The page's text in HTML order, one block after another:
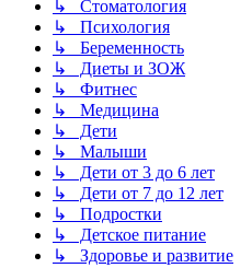
↳ Стоматология
↳ Психология
↳ Беременность
↳ Диеты и ЗОЖ
↳ Фитнес
↳ Медицина
↳ Дети
↳ Малыши
↳ Дети от 3 до 6 лет
↳ Дети от 7 до 12 лет
↳ Подростки
↳ Детское питание
↳ Здоровье и развитие